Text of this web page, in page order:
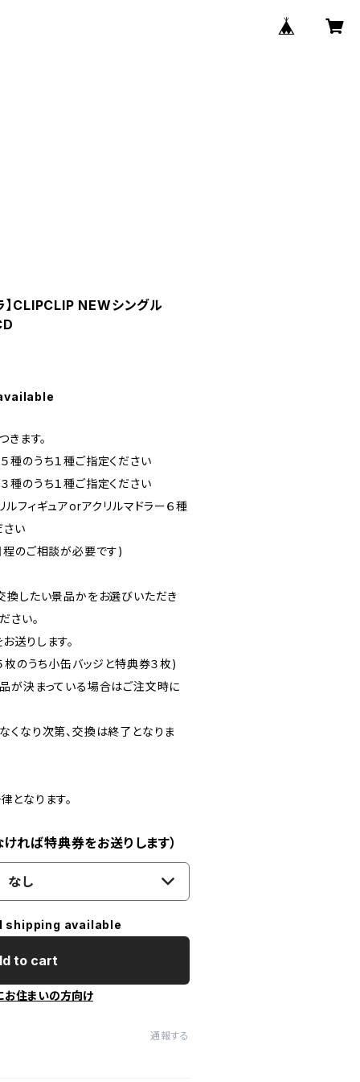
】CLIPCLIP NEWシングル
ます。
うち１種ご指定ください
うち１種ご指定ください
ィギュアorアクリルマドラー６種
さい
のご相談が必要です)
換したい景品かをお選びいただき
さい。
送りします。
枚のうち小缶バッジと特典券３枚)
が決まっている場合はご注文時に
くなり次第、交換は終了となりま
なります。
れば特典券をお送りします）
なし
shipping available
to cart
お住まいの方向け
通報する